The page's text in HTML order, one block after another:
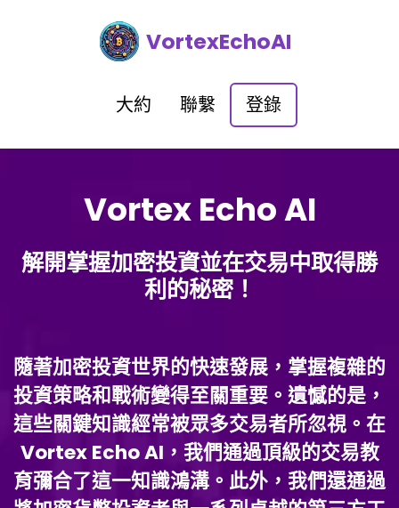
VortexEchoAI
大約 聯繫 登錄
Vortex Echo AI
解開掌握加密投資並在交易中取得勝
利的秘密！
隨著加密投資世界的快速發展，掌握複雜的
投資策略和戰術變得至關重要。遺憾的是，
這些關鍵知識經常被眾多交易者所忽視。在
Vortex Echo AI，我們通過頂級的交易教
育彌合了這一知識鴻溝。此外，我們還通過